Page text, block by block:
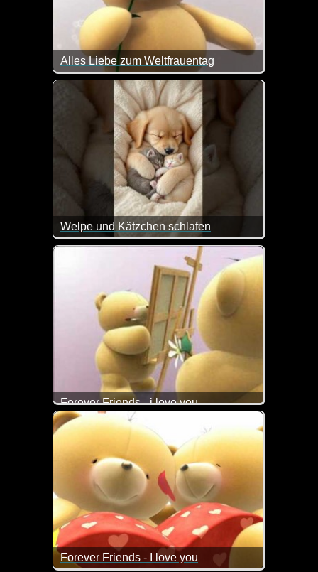
Alles Liebe zum Weltfrauentag
Alles Liebe zum internationalen Frauentag
Welpe und Kätzchen schlafen
Na, da geht einem doch das Herz auf.
Forever Friends - i love you
Das ist doch ein super liebes Video.
Forever Friends - I love you